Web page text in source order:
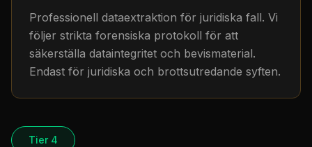
Professionell dataextraktion för juridiska fall. Vi
följer strikta forensiska protokoll för att
säkerställa dataintegritet och bevismaterial.
Endast för juridiska och brottsutredande syften.
Tier 4